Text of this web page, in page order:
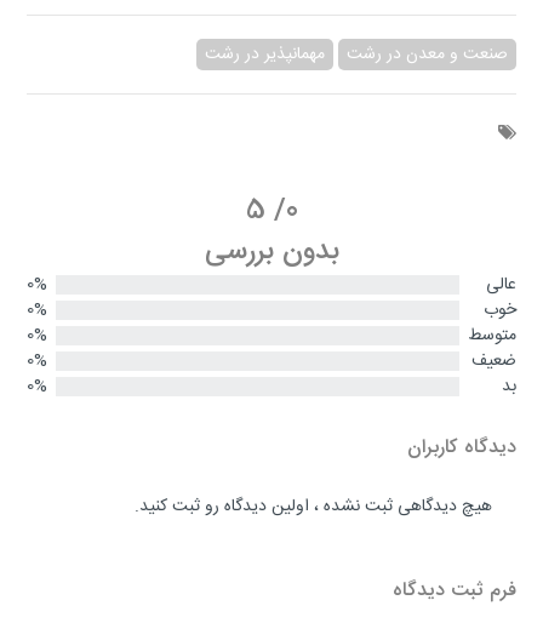
صنعت و معدن در رشت مهمانپذیر در رشت
0
/
5
بدون بررسی
عالی
0%
خوب
0%
متوسط
0%
ضعیف
0%
بد
0%
دیدگاه کاربران
هیچ دیدگاهی ثبت نشده ، اولین دیدگاه رو ثبت کنید.
فرم ثبت دیدگاه